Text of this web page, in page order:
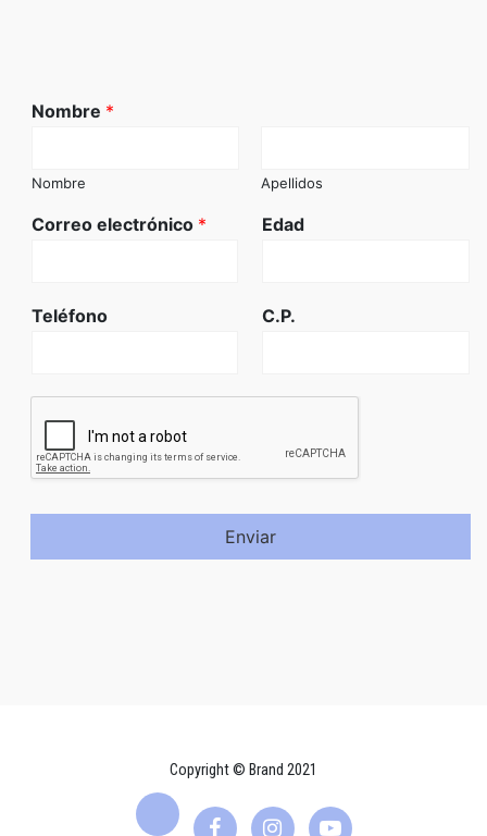
Nombre *
Nombre Apellidos
Correo electrónico * Edad
Teléfono C.P.
Enviar
Copyright © Brand 2021